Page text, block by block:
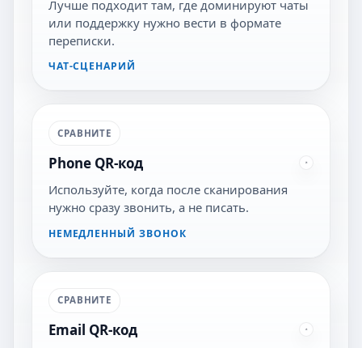
Лучше подходит там, где доминируют чаты
или поддержку нужно вести в формате
переписки.
ЧАТ-СЦЕНАРИЙ
СРАВНИТЕ
Phone QR-код
Используйте, когда после сканирования
нужно сразу звонить, а не писать.
НЕМЕДЛЕННЫЙ ЗВОНОК
СРАВНИТЕ
Email QR-код